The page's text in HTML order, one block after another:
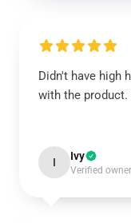
Didn't have high
with the
I Ivy
Verified owner